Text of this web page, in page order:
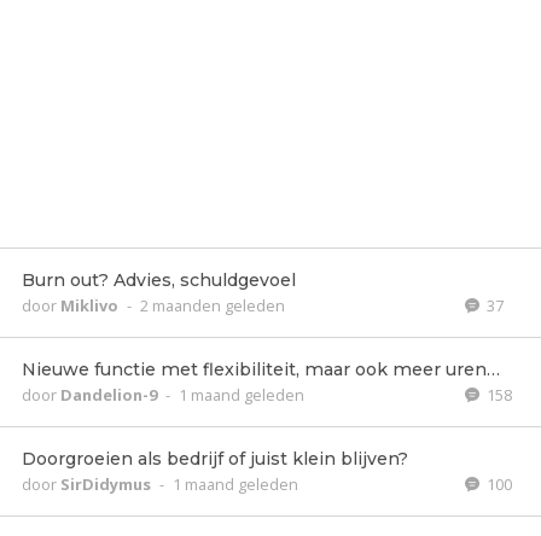
Burn out? Advies, schuldgevoel
door Miklivo - 2 maanden geleden 37
Nieuwe functie met flexibiliteit, maar ook meer uren…
door Dandelion-9 - 1 maand geleden 158
Doorgroeien als bedrijf of juist klein blijven?
door SirDidymus - 1 maand geleden 100